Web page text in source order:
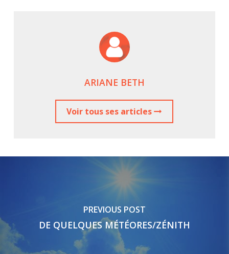
ARIANE BETH
Voir tous ses articles
PREVIOUS POST
DE QUELQUES MÉTÉORES/ZÉNITH